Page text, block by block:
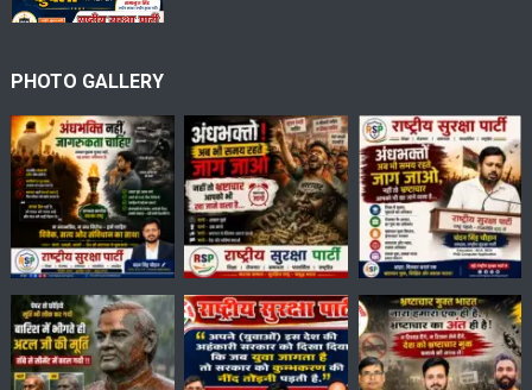
PHOTO GALLERY